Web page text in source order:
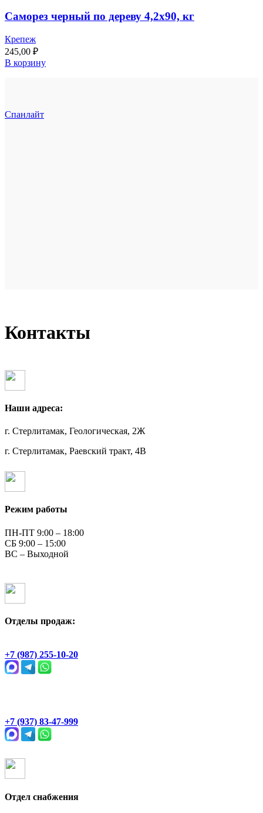
Саморез черный по дереву 4,2х90, кг
Крепеж
245,00 ₽
В корзину
Спанлайт
Контакты
Наши адреса:
г. Стерлитамак, Геологическая, 2Ж
г. Стерлитамак, Раевский тракт, 4В
Режим работы
ПН-ПТ 9:00 – 18:00
СБ 9:00 – 15:00
ВС – Выходной
Отделы продаж:
+7 (987) 255-10-20
+7 (937) 83-47-999
Отдел снабжения